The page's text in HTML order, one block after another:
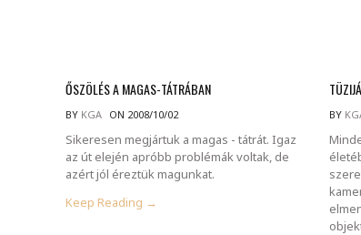
ŐSZÖLÉS A MAGAS-TÁTRÁBAN
BY KGA ON 2008/10/02
Sikeresen megjártuk a magas - tátrát. Igaz
az út elején apróbb problémák voltak, de
azért jól éreztük magunkat.
Keep Reading →
BY